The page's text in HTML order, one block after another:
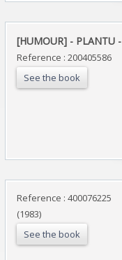
‎[HUMOUR] - PLANTU - ‎
Reference : 200405586
See the book
Reference : 400076225
(1983)
See the book